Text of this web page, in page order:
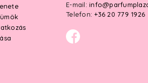
E-mail:
Telefon: +36 20 779 1926